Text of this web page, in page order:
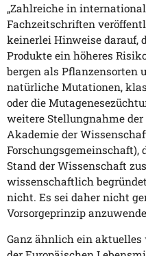
„Zahlreiche in
Fachzeitschriften
keinerlei Hinweise darauf,
Produkte ein höheres
bergen als Pflanzensorten
natürliche Mutationen,
oder die
weitere Stellungnahme der
Akademie der
Stand der Wissenschaft
wissenschaftlich
nicht. Es sei daher nicht
Vorsorgeprinzip
Ganz ähnlich ein